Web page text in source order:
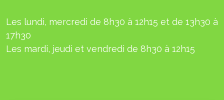
Les lundi, mercredi de 8h30 à 12h15 et de 13h30 à
17h30
L es mardi, jeudi et vendredi de 8h30 à 12h15